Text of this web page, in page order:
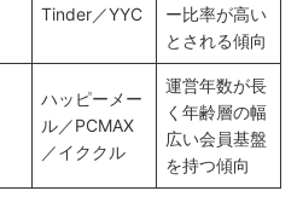
Tinder／YYC
ー比率が高い
とされる傾向
ハッピーメー
ル／PCMAX
／イククル
運営年数が長
く年齢層の幅
広い会員基盤
を持つ傾向